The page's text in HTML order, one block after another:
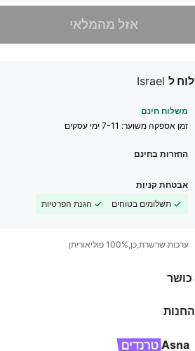
אזל מהמלאי
מוצר זה אזל
ל Israel
משלוח חינם
זמן אספקה ​​משוער: 7-11 ימי עסקים
החזרות בחינם
אבטחת קניות
תשלומים בטוחים
הגנת הפרטיות
ערכות שרשרת,כן,100% פוליאוריתן
כושר
Asna
4.89